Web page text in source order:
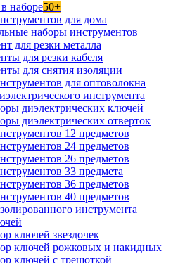
наборе50+
для дома
наборы инструментов
для резки металла
для резки кабеля
для снятия изоляции
для оптоволокна
инструмента
диэлектрических ключей
диэлектрических отверток
12 предметов
24 предметов
26 предметов
33 предмета
36 предметов
40 предметов
инструмента
ключей звездочек
ключей рожковых и накидных
ключей с трещоткой